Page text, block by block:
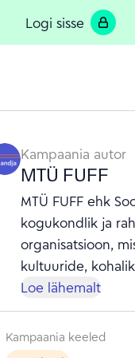
Logi sisse
Kampaania autor
MTÜ FUFF
MTÜ FUFF ehk
kogukondlik ja
organisatsioon,
kultuuride,
loovuse
kogukondlike
13 aasta oleme
töötubasid,
Loe lähemalt
Kampaania keeled